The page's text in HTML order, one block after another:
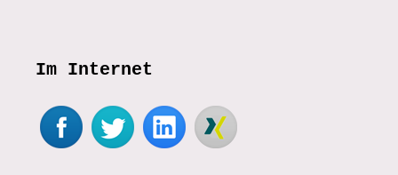
Im Internet